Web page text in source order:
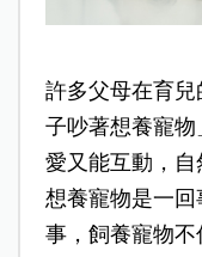
許多父母在育
子吵著想養寵
愛又能互動，自
想養寵物是一
事，飼養寵物